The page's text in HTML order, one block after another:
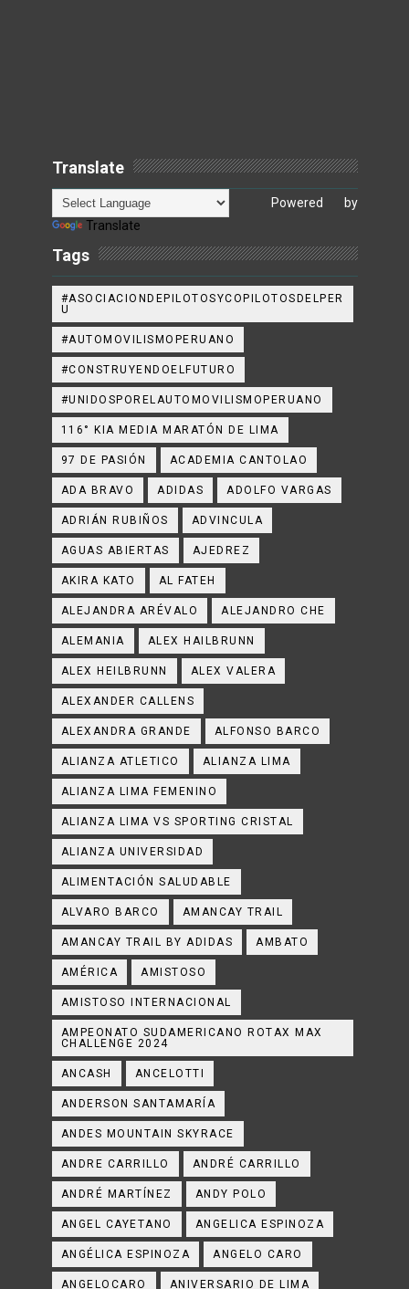
Translate
Powered by
Translate
Tags
#ASOCIACIONDEPILOTOSYCOPILOTOSDELPER
U
#AUTOMOVILISMOPERUANO
#CONSTRUYENDOELFUTURO
#UNIDOSPORELAUTOMOVILISMOPERUANO
116° KIA MEDIA MARATÓN DE LIMA
97 DE PASIÓN ACADEMIA CANTOLAO
ADA BRAVO ADIDAS ADOLFO VARGAS
ADRIÁN RUBIÑOS ADVINCULA
AGUAS ABIERTAS AJEDREZ
AKIRA KATO AL FATEH
ALEJANDRA ARÉVALO ALEJANDRO CHE
ALEMANIA ALEX HAILBRUNN
ALEX HEILBRUNN ALEX VALERA
ALEXANDER CALLENS
ALEXANDRA GRANDE ALFONSO BARCO
ALIANZA ATLETICO ALIANZA LIMA
ALIANZA LIMA FEMENINO
ALIANZA LIMA VS SPORTING CRISTAL
ALIANZA UNIVERSIDAD
ALIMENTACIÓN SALUDABLE
ALVARO BARCO AMANCAY TRAIL
AMANCAY TRAIL BY ADIDAS AMBATO
AMÉRICA AMISTOSO
AMISTOSO INTERNACIONAL
AMPEONATO SUDAMERICANO ROTAX MAX
CHALLENGE 2024
ANCASH ANCELOTTI
ANDERSON SANTAMARÍA
ANDES MOUNTAIN SKYRACE
ANDRE CARRILLO ANDRÉ CARRILLO
ANDRÉ MARTÍNEZ ANDY POLO
ANGEL CAYETANO ANGELICA ESPINOZA
ANGÉLICA ESPINOZA ANGELO CARO
ANGELOCARO ANIVERSARIO DE LIMA